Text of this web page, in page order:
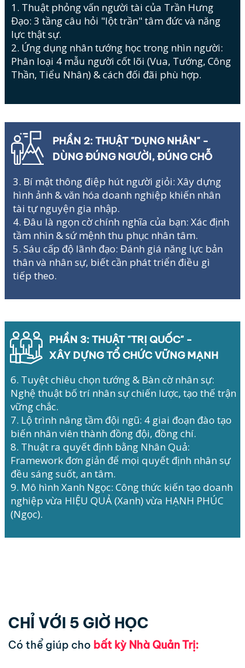
1. Thuật phỏng vấn người tài của Trần Hưng
Đạo: 3 tầng câu hỏi "lột trần" tâm đức và năng
lực thật sự.
2. Ứng dụng nhân tướng học trong nhìn người:
Phân loại 4 mẫu người cốt lõi (Vua, Tướng, Công
Thần, Tiểu Nhân) & cách đối đãi phù hợp.
PHẦN 2: THUẬT "DỤNG NHÂN" -
DÙNG ĐÚNG NGƯỜI, ĐÚNG CHỖ
3. Bí mật thông điệp hút người giỏi: Xây dựng
hình ảnh & văn hóa doanh nghiệp khiến nhân
tài tự nguyện gia nhập.
4. Đâu là ngọn cờ chính nghĩa của bạn: Xác định
tầm nhìn & sứ mệnh thu phục nhân tâm.
5. Sáu cấp độ lãnh đạo: Đánh giá năng lực bản
thân và nhân sự, biết cần phát triển điều gì
tiếp theo.
PHẦN 3: THUẬT "TRỊ QUỐC" -
XÂY DỰNG TỔ CHỨC VỮNG MẠNH
6. Tuyệt chiêu chọn tướng & Bàn cờ nhân sự:
Nghệ thuật bố trí nhân sự chiến lược, tạo thế trận
vững chắc.
7. Lộ trình nâng tầm đội ngũ: 4 giai đoạn đào tạo
biến nhân viên thành đồng đội, đồng chí.
8. Thuật ra quyết định bằng Nhân Quả:
Framework đơn giản để mọi quyết định nhân sự
đều sáng suốt, an tâm.
9. Mô hình Xanh Ngọc: Công thức kiến tạo doanh
nghiệp vừa HIỆU QUẢ (Xanh) vừa HẠNH PHÚC
(Ngọc).
Có thể giúp cho bất kỳ Nhà Quản Trị:
CHỈ VỚI 5 GIỜ HỌC